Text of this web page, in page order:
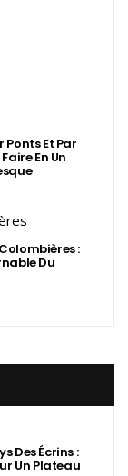
Ponts Et Par
En Un
:
Du
Des Écrins :
Un Plateau